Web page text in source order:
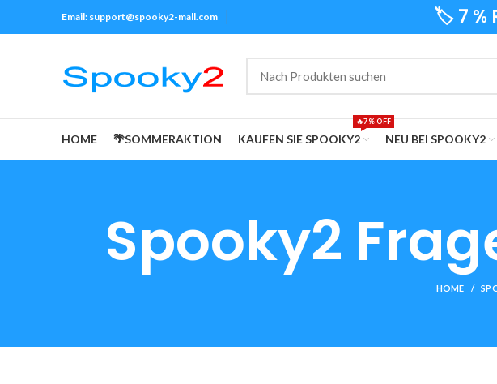
Email: support@spooky2-mall.com 🏷️ 7 %
HOME 🌴SOMMERAKTION KAUFEN SIE SPOOKY2
🔥7% OFF
NEU BEI SPOOKY2
Spooky2
HOME